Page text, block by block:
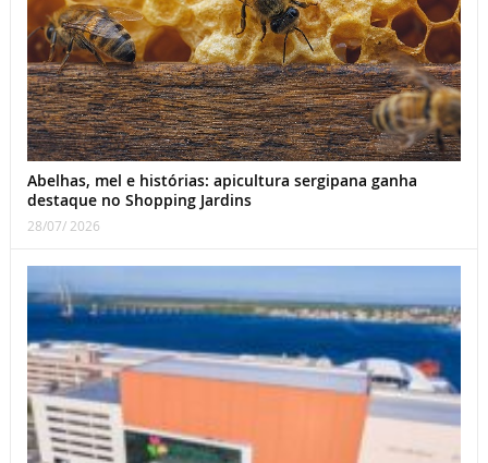
Abelhas, mel e histórias: apicultura sergipana ganha
destaque no Shopping Jardins
28/07/ 2026